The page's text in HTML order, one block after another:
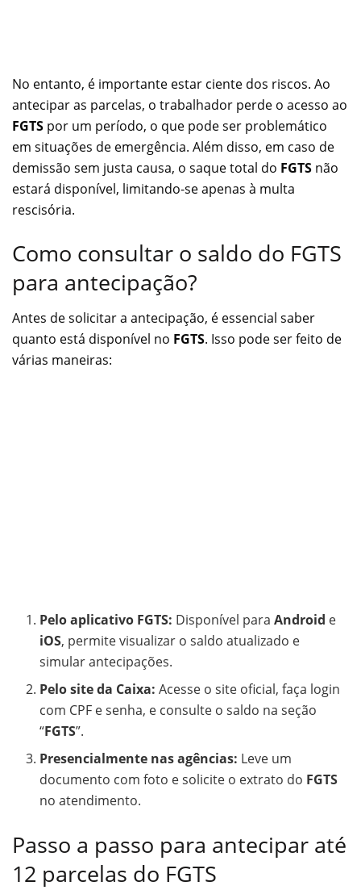
No entanto, é importante estar ciente dos riscos. Ao
antecipar as parcelas, o trabalhador perde o acesso ao
FGTS por um período, o que pode ser problemático
em situações de emergência. Além disso, em caso de
demissão sem justa causa, o saque total do FGTS não
estará disponível, limitando-se apenas à multa
rescisória.
Como consultar o saldo do FGTS
para antecipação?
Antes de solicitar a antecipação, é essencial saber
quanto está disponível no FGTS. Isso pode ser feito de
várias maneiras:
Pelo aplicativo FGTS: Disponível paraAndroid e
iOS, permite visualizar o saldo atualizado e
simular antecipações.
Pelo site da Caixa: Acesse o site oficial, faça login
com CPF e senha, e consulte o saldo na seção
“FGTS”.
Presencialmente nas agências: Leve um
documento com foto e solicite o extrato do FGTS
no atendimento.
Passo a passo para antecipar até
12 parcelas do FGTS